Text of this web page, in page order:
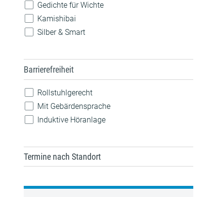
Gedichte für Wichte
Kamishibai
Silber & Smart
Barrierefreiheit
Rollstuhlgerecht
Mit Gebärdensprache
Induktive Höranlage
Termine nach Standort